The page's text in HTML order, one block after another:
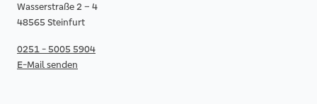
Wasserstraße 2 – 4
48565 Steinfurt
0251 - 5005 5904
E-Mail senden